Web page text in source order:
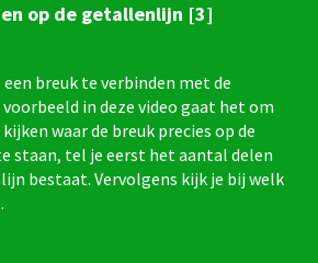
op de getallenlijn [3]
een breuk te verbinden met de
in deze video gaat het om
waar de breuk precies op de
staan, tel je eerst het aantal delen
bestaat. Vervolgens kijk je bij welk